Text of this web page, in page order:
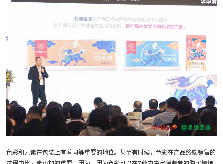
色彩和元素在包装上有着同等重要的地位。甚至有时候，色彩在产品终端销售的